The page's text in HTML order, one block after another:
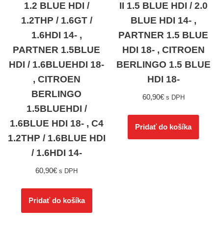
1.2 BLUE HDI /
1.2THP / 1.6GT /
1.6HDI 14- ,
PARTNER 1.5BLUE
HDI / 1.6BLUEHDI 18-
, CITROEN
BERLINGO
1.5BLUEHDI /
1.6BLUE HDI 18- , C4
1.2THP / 1.6BLUE HDI
/ 1.6HDI 14-
60,90€ s DPH
Pridať do košíka
II 1.5 BLUE HDI / 2.0
BLUE HDI 14- ,
PARTNER 1.5 BLUE
HDI 18- , CITROEN
BERLINGO 1.5 BLUE
HDI 18-
60,90€ s DPH
Pridať do košíka